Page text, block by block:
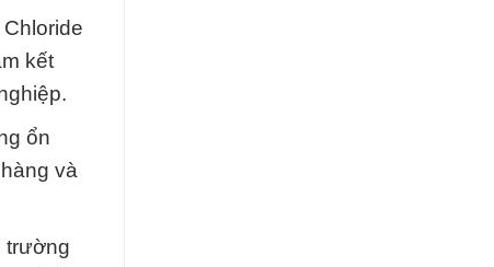
kết
ổn
và
trường